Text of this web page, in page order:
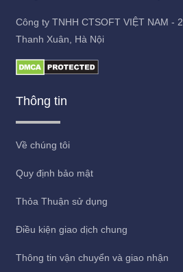
Công ty TNHH CTSOFT VIỆT NAM -
Thanh Xuân, Hà Nội
Thông tin
Về chúng tôi
Quy định bảo mật
Thỏa Thuận sử dụng
Điều kiện giao dịch chung
Thông tin vận chuyển và giao nhận